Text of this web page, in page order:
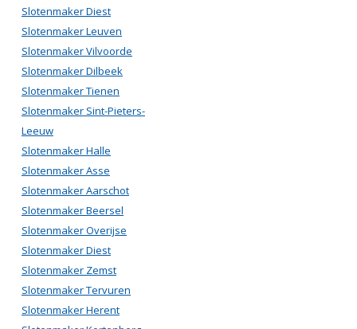
Slotenmaker Diest
Slotenmaker Leuven
Slotenmaker Vilvoorde
Slotenmaker Dilbeek
Slotenmaker Tienen
Slotenmaker Sint-Pieters-
Leeuw
Slotenmaker Halle
Slotenmaker Asse
Slotenmaker Aarschot
Slotenmaker Beersel
Slotenmaker Overijse
Slotenmaker Diest
Slotenmaker Zemst
Slotenmaker Tervuren
Slotenmaker Herent